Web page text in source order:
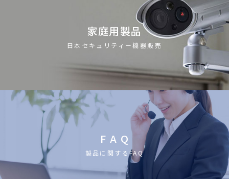
家庭用製品
日本セキュリティー機器販売
F A Q
製品に関するFAQ